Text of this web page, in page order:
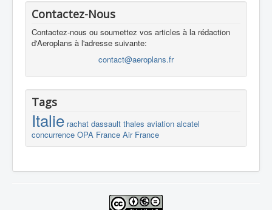
Contactez-Nous
Contactez-nous ou soumettez vos articles à la rédaction
d'Aeroplans à l'adresse suivante:
contact@aeroplans.fr
Tags
Italie rachat dassault thales aviation alcatel
concurrence OPA France Air France